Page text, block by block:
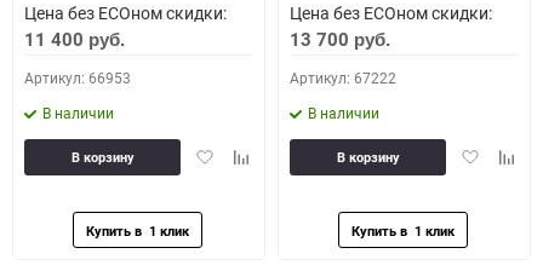
Цена без ECOном скидки:
11 400 руб.
Артикул: 66953
В наличии
ДобавитьДобавить
В корзину
Цена без ECOном скидки:
13 700 руб.
Артикул: 67222
В наличии
Добавить
В корзину